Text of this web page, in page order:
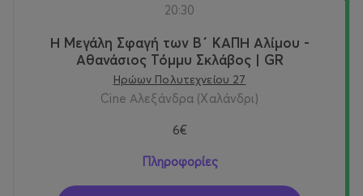
20:30
Η Μεγάλη Σφαγή των Β΄ ΚΑΠΗ Αλίμου -
Αθανάσιος Τόμμυ Σκλάβος | GR
Ηρώων Πολυτεχνείου 27
Cine Αλεξάνδρα (Χαλάνδρι)
6€
Πληροφορίες